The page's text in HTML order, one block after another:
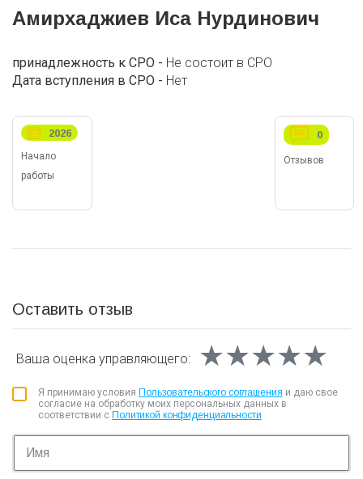
Амирхаджиев Иса Нурдинович
принадлежность к СРО - Не состоит в СРО
Дата вступления в СРО - Нет
Начало
работы
2026
Отзывов
0
Оставить отзыв
Ваша оценка управляющего: ★★★★★
★★★★★
★★★★★
Я принимаю условия Пользовательского соглашения и даю свое
согласие на обработку моих персональных данных в
соответствии с Политикой конфиденциальности